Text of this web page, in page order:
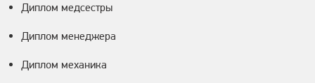
Диплом медсестры
Диплом менеджера
Диплом механика